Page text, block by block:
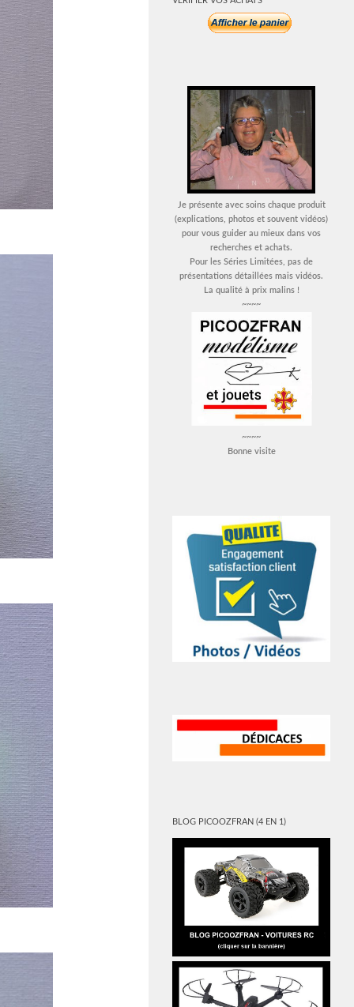
Je présente avec soins chaque produit
(explications, photos et souvent vidéos)
pour vous guider au mieux dans vos
recherches et achats.
Pour les Séries Limitées, pas de
présentations détaillées mais vidéos.
La qualité à prix malins !
~~~~
~~~~
Bonne visite
BLOG PICOOZFRAN (4 EN 1)